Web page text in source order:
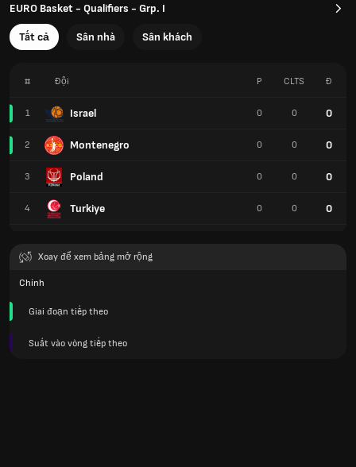
EURO Basket - Qualifiers - Grp. I
Tất cả Sân nhà Sân khách
# Đội
1 Israel
2 Montenegro
3 Poland
4 Turkiye
P CLTS Đ
0 0 0
0 0 0
0 0 0
0 0 0
Xoay để xem bảng mở rộng
Chính
Giai đoạn tiếp theo
Suất vào vòng tiếp theo